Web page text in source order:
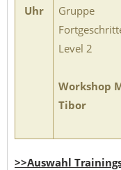
Uhr
Gruppe
Level 2
Workshop
Tibor
>>Auswahl